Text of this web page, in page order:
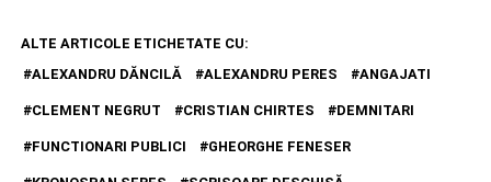
ALTE ARTICOLE ETICHETATE CU:
ALEXANDRU DĂNCILĂ
ALEXANDRU PERES ANGAJATI
CLEMENT NEGRUT CRISTIAN CHIRTES DEMNITARI
FUNCTIONARI PUBLICI GHEORGHE FENESER